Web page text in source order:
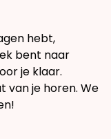
hebt,
bent naar
je klaar.
van je horen. We